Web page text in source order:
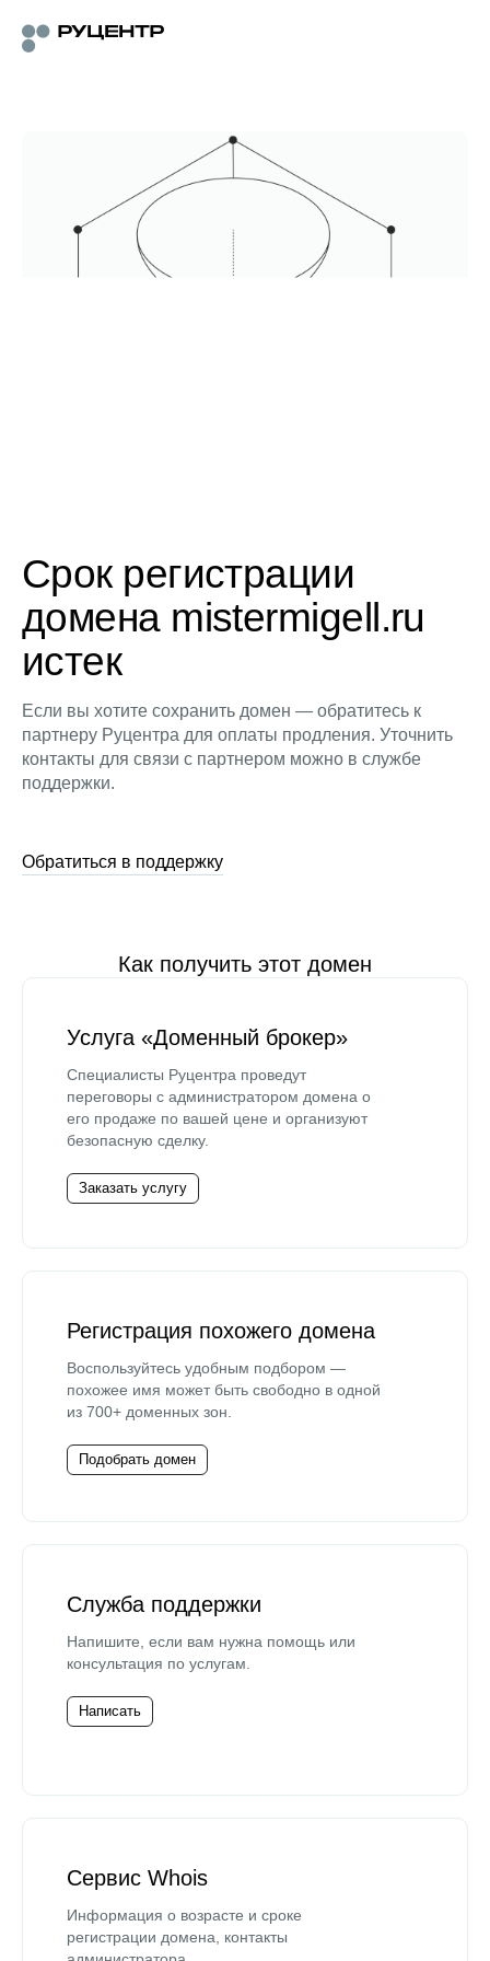
Срок регистрации
домена mistermigell.ru
истек
Если вы хотите сохранить домен — обратитесь к
партнеру Руцентра для оплаты продления. Уточнить
контакты для связи с партнером можно в службе
поддержки.
Обратиться в поддержку
Как получить этот домен
Услуга «Доменный брокер»
Специалисты Руцентра проведут
переговоры с администратором домена о
его продаже по вашей цене и организуют
безопасную сделку.
Заказать услугу
Регистрация похожего домена
Воспользуйтесь удобным подбором —
похожее имя может быть свободно в одной
из 700+ доменных зон.
Подобрать домен
Служба поддержки
Напишите, если вам нужна помощь или
консультация по услугам.
Написать
Сервис Whois
Информация о возрасте и сроке
регистрации домена, контакты